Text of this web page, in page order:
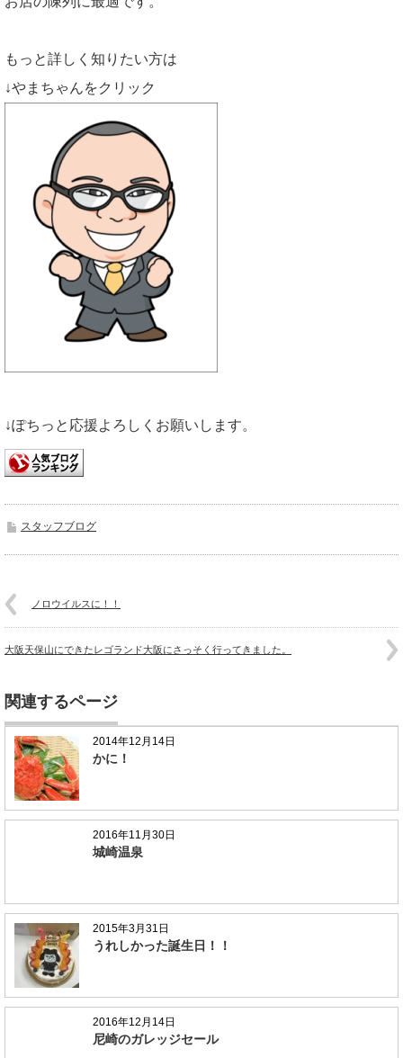
もっと詳しく知りたい方は
↓やまちゃんをクリック
↓ぽちっと応援よろしくお願いします。
スタッフブログ
ノロウイルスに！！
大阪天保山にできたレゴランド大阪にさっそく行ってきました。
関連するページ
2014年12月14日
かに！
2016年11月30日
城崎温泉
2015年3月31日
うれしかった誕生日！！
2016年12月14日
尼崎のガレッジセール